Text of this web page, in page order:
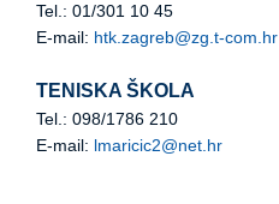
Tel.: 01/301 10 45
E-mail: htk.zagreb@zg.t-com.hr
TENISKA ŠKOLA
Tel.: 098/1786 210
E-mail: lmaricic2@net.hr